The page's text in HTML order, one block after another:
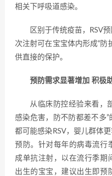
相关下呼吸道感染。
区别于传统疫苗，RSV
次注射可在宝宝体内形成“防
供直接的保护。
预防需求显著增加 积极
从临床防控经验来看，
感染危害，防不防都差不多
都可能感染RSV，婴儿群体
预防。针对每年的病毒流行
成单抗注射，以在流行季期
出生的宝宝，建议出生即预